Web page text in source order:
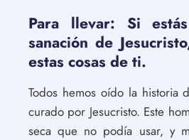
Para llevar: Si
sanación de
estas cosas de ti.
Todos hemos oído la historia
curado por Jesucristo. Este
seca que no podía usar, y